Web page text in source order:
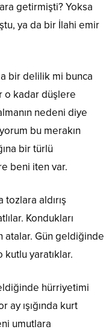
getirmişti? Yoksa
ya da bir İlahi emir
bir delilik mi bunca
o kadar düşlere
nedeni diye
bu merakın
bir türlü
beni iten var.
tozlara aldırış
Kondukları
atalar. Gün geldiğinde
kutlu yaratıklar.
hürriyetimi
ışığında kurt
umutlara